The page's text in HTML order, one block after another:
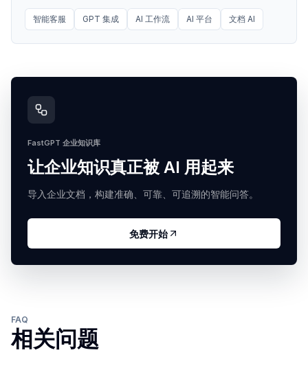
智能客服 GPT 集成 AI 工作流 AI 平台 文档 AI
FastGPT 企业知识库
让企业知识真正被 AI 用起来
导入企业文档，构建准确、可靠、可追溯的智能问答。
免费开始
FAQ
相关问题